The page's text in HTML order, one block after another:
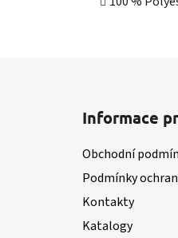
Informace
Obchodní
Podmínky
Kontakty
Katalogy